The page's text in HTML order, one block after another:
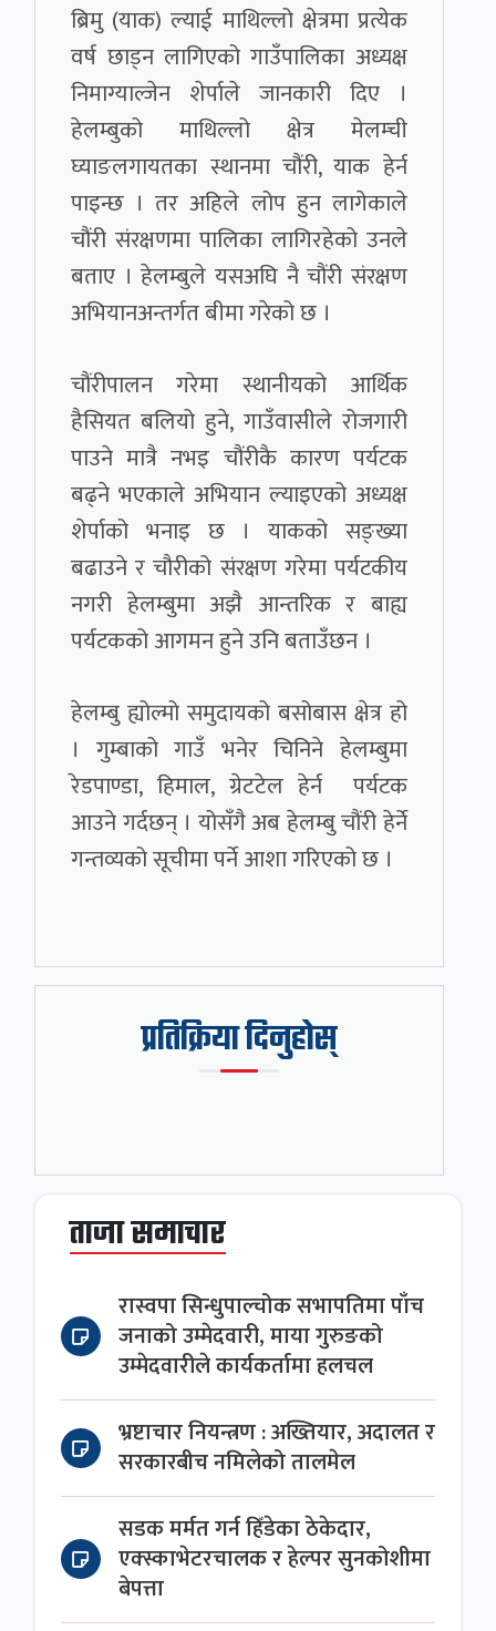
ब्रिमु (याक) ल्याई माथिल्लो क्षेत्रमा प्रत्येक
वर्ष छाड्न लागिएको गाउँपालिका अध्यक्ष
निमाग्याल्जेन शेर्पाले जानकारी दिए ।
हेलम्बुको माथिल्लो क्षेत्र मेलम्ची
घ्याङलगायतका स्थानमा चौंरी, याक हेर्न
पाइन्छ । तर अहिले लोप हुन लागेकाले
चौंरी संरक्षणमा पालिका लागिरहेको उनले
बताए । हेलम्बुले यसअघि नै चौंरी संरक्षण
अभियानअन्तर्गत बीमा गरेको छ ।
चौंरीपालन गरेमा स्थानीयको आर्थिक
हैसियत बलियो हुने, गाउँवासीले रोजगारी
पाउने मात्रै नभइ चौंरीकै कारण पर्यटक
बढ्ने भएकाले अभियान ल्याइएको अध्यक्ष
शेर्पाको भनाइ छ । याकको सङ्ख्या
बढाउने र चौरीको संरक्षण गरेमा पर्यटकीय
नगरी हेलम्बुमा अझै आन्तरिक र बाह्य
पर्यटकको आगमन हुने उनि बताउँछन ।
हेलम्बु ह्योल्मो समुदायको बसोबास क्षेत्र हो
। गुम्बाको गाउँ भनेर चिनिने हेलम्बुमा
रेडपाण्डा, हिमाल, ग्रेटटेल हेर्न पर्यटक
आउने गर्दछन् । योसँगै अब हेलम्बु चौंरी हेर्ने
गन्तव्यको सूचीमा पर्ने आशा गरिएको छ ।
प्रतिक्रिया दिनुहोस्
ताजा समाचार
रास्वपा सिन्धुपाल्चोक सभापतिमा पाँच
जनाको उम्मेदवारी, माया गुरुङको
उम्मेदवारीले कार्यकर्तामा हलचल
भ्रष्टाचार नियन्त्रण : अख्तियार, अदालत र
सरकारबीच नमिलेको तालमेल
सडक मर्मत गर्न हिँडेका ठेकेदार,
एक्स्काभेटरचालक र हेल्पर सुनकोशीमा
बेपत्ता